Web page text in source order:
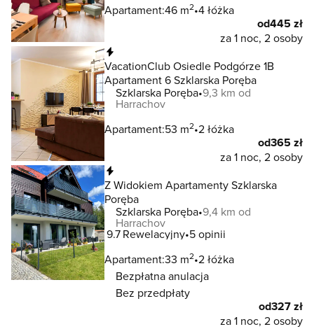
Apartament:46 m2 4 łóżka
od445 zł
za 1 noc, 2 osoby
VacationClub Osiedle Podgórze 1B
Apartament 6 Szklarska Poręba
Szklarska Poręba 9,3 km od
Harrachov
Apartament:53 m2 2 łóżka
od365 zł
za 1 noc, 2 osoby
Z Widokiem Apartamenty Szklarska
Poręba
Szklarska Poręba 9,4 km od
Harrachov
9.7Rewelacyjny 5 opinii
Apartament:33 m2 2 łóżka
Bezpłatna anulacja
Bez przedpłaty
od327 zł
za 1 noc, 2 osoby